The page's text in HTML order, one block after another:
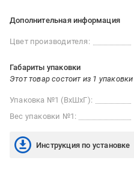
Дополнительная информация
Цвет производителя:
Габариты упаковки
Этот товар состоит из 1 упаковки
Упаковка №1 (ВхШхГ):
Вес упаковки №1:
Инструкция по установке